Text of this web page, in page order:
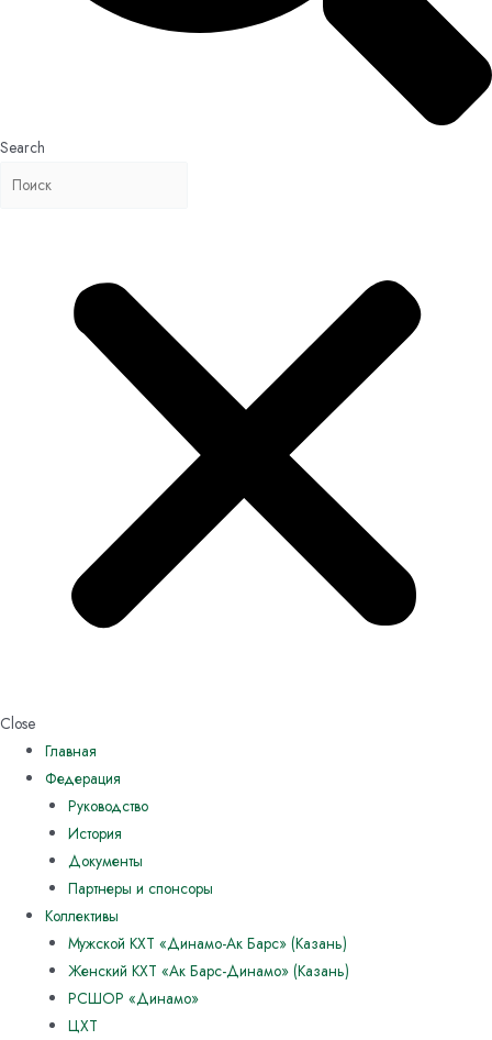
Search
Close
Главная
Федерация
Руководство
История
Документы
Партнеры и спонсоры
Коллективы
Мужской КХТ «Динамо-Ак Барс» (Казань)
Женский КХТ «Ак Барс-Динамо» (Казань)
РСШОР «Динамо»
ЦХТ